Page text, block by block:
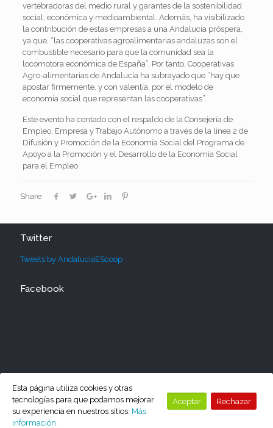
vertebradoras del medio rural y garantes de la sostenibilidad
social, económica y medioambiental. Además, ha visibilizado
la contribución de estas empresas a una Andalucía próspera,
ya que, “las cooperativas agroalimentarias andaluzas son el
combustible necesario para que la comunidad sea la
locomotora económica de España”. Por tanto, Cooperativas
Agro-alimentarias de Andalucía ha subrayado que “hay que
apostar firmemente, y con valentía, por el modelo de
economía social que representan las cooperativas”.
Este evento ha contado con el respaldo de la Consejería de
Empleo, Empresa y Trabajo Autónomo a través de la línea 2 de
Difusión y Promoción de la Economía Social del Programa de
Apoyo a la Promoción y el Desarrollo de la Economía Social
para el Empleo.
Share
Twitter
Tweets by AndaluciaEScoop
Facebook
Esta página utiliza cookies y otras
tecnologías para que podamos mejorar
su experiencia en nuestros sitios: Más
información.
Aceptar Rechazar